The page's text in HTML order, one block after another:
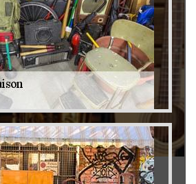
de musique 79